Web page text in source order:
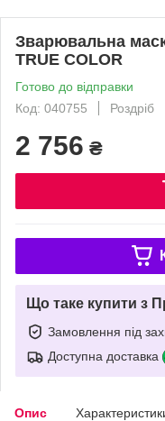
Зварювальна
TRUE COLOR
Готово до відправки
Код: 040755
Роздріб
2 756 ₴
Що таке купити з
Замовлення під
Доступна доставка
Опис